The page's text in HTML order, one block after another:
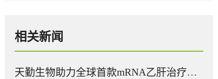
相关新闻
天勤生物助力全球首款mRNA乙肝治疗性疫苗在多国获批临床